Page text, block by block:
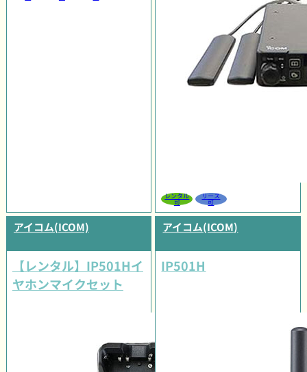
レンタル
可
リース
可
アイコム(ICOM)
【レンタル】IP501Hイ
ヤホンマイクセット
アイコム(ICOM)
IP501H